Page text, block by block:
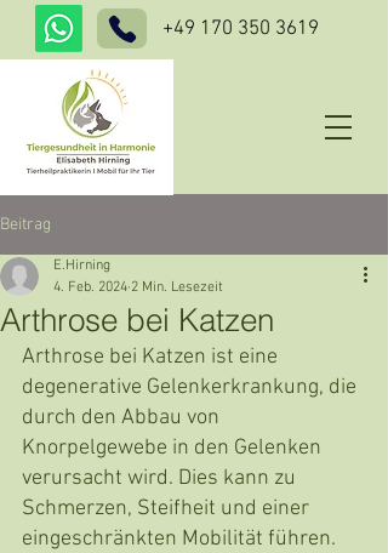
+49 170 350 3619
Beitrag
Arthrose bei Katzen
E.Hirning
4. Feb. 2024 2 Min. Lesezeit
Arthrose bei Katzen ist eine
degenerative Gelenkerkrankung, die
durch den Abbau von
Knorpelgewebe in den Gelenken
verursacht wird. Dies kann zu
Schmerzen, Steifheit und einer
eingeschränkten Mobilität führen.